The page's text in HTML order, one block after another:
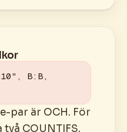
B:B,
par är OCH. För
två COUNTIFS.